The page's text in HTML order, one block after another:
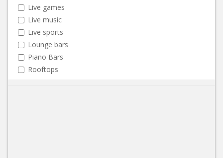
Live games
Live music
Live sports
Lounge bars
Piano Bars
Rooftops